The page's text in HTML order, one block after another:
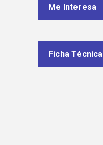
Me Interesa
Ficha Técnica